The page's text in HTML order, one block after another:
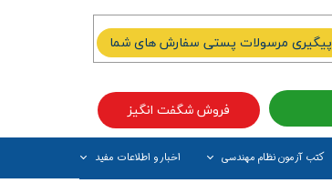
کتب آزمون نظام مهندسی اخبار و اطلاعات مفید
فروش شگفت انگیز
پیگیری مرسولات پستی سفارش های شما